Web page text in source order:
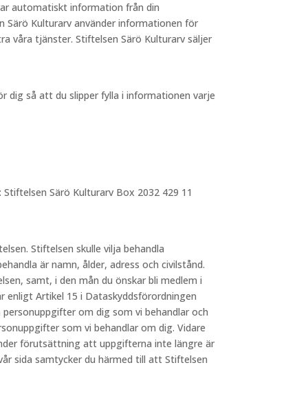
automatiskt information från din
Särö Kulturarv använder informationen för
våra tjänster. Stiftelsen Särö Kulturarv säljer
dig så att du slipper fylla i informationen varje
Särö Kulturarv Box 2032 429 11
Stiftelsen skulle vilja behandla
är namn, ålder, adress och civilstånd.
samt, i den mån du önskar bli medlem i
enligt Artikel 15 i Dataskyddsförordningen
om dig som vi behandlar och
som vi behandlar om dig. Vidare
förutsättning att uppgifterna inte längre är
sida samtycker du härmed till att Stiftelsen